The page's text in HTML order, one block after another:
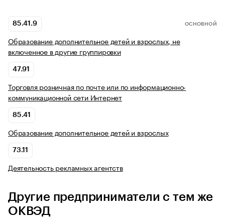
85.41.9 ОСНОВНОЙ
Образование дополнительное детей и взрослых, не
включенное в другие группировки
47.91
Торговля розничная по почте или по информационно-
коммуникационной сети Интернет
85.41
Образование дополнительное детей и взрослых
73.11
Деятельность рекламных агентств
Другие предприниматели с тем же
ОКВЭД